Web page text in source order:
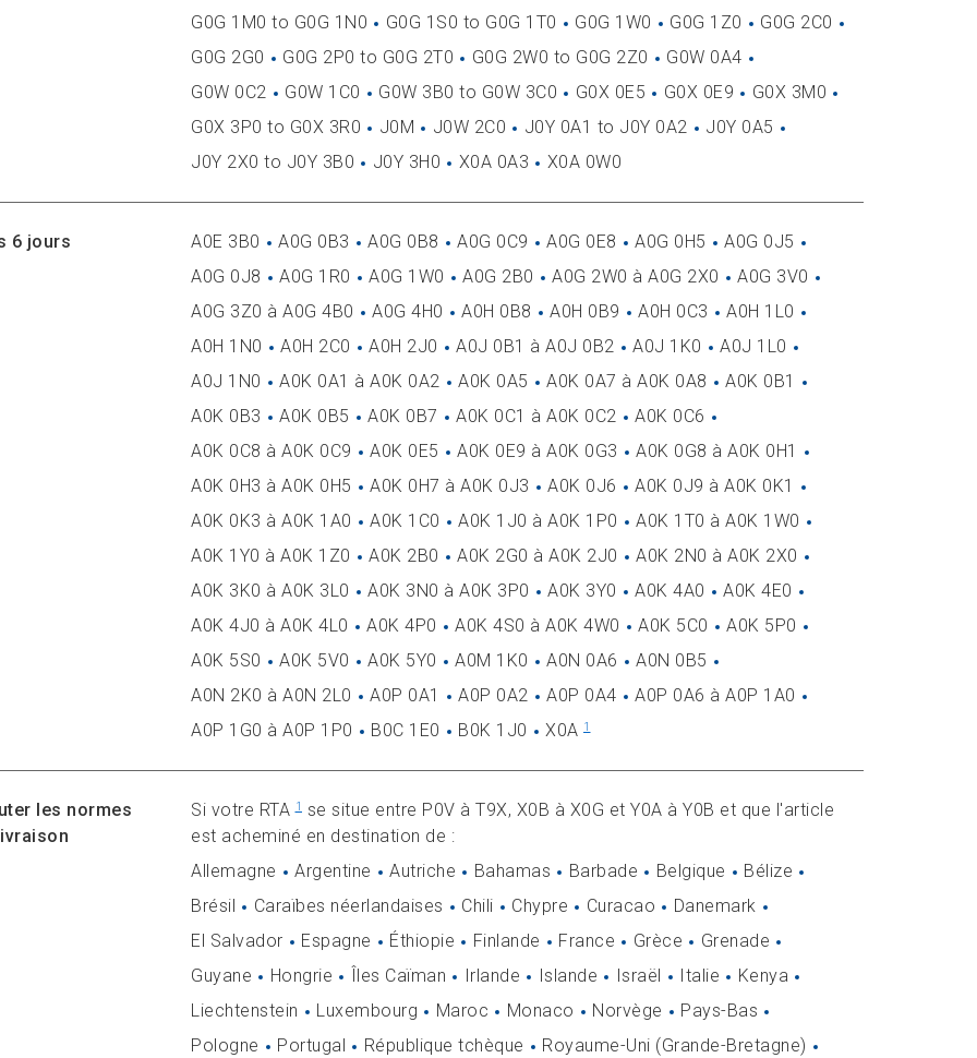
G0G 1M0 to G0G 1N0
G0G 1S0 to G0G 1T0 G0G 1W0 G0G 1Z0
G0G 2C0
G0G 2G0
G0G 2P0 to G0G 2T0 G0G 2W0 to G0G 2Z0
G0W 0A4
G0W 0C2
G0W 1C0 G0W 3B0 to G0W 3C0 G0X 0E5 G0X 0E9
G0X 3M0
G0X 3P0 to G0X 3R0
J0M J0W 2C0 J0Y 0A1 to J0Y 0A2
J0Y 0A5
J0Y 2X0 to J0Y 3B0
J0Y 3H0 X0A 0A3 X0A 0W0
6 jours A0E 3B0 A0G 0B3 A0G 0B8 A0G 0C9 A0G 0E8 A0G 0H5
A0G 0J5
A0G 0J8
A0G 1R0 A0G 1W0 A0G 2B0 A0G 2W0 à A0G 2X0
A0G 3V0
A0G 3Z0 à A0G 4B0
A0G 4H0 A0H 0B8 A0H 0B9 A0H 0C3
A0H 1L0
A0H 1N0
A0H 2C0 A0H 2J0 A0J 0B1 à A0J 0B2 A0J 1K0
A0J 1L0
A0J 1N0
A0K 0A1 à A0K 0A2 A0K 0A5 A0K 0A7 à A0K 0A8
A0K 0B1
A0K 0B3
A0K 0B5 A0K 0B7 A0K 0C1 à A0K 0C2
A0K 0C6
A0K 0C8 à A0K 0C9
A0K 0E5 A0K 0E9 à A0K 0G3
A0K 0G8 à A0K 0H1
A0K 0H3 à A0K 0H5
A0K 0H7 à A0K 0J3 A0K 0J6
A0K 0J9 à A0K 0K1
A0K 0K3 à A0K 1A0
A0K 1C0 A0K 1J0 à A0K 1P0
A0K 1T0 à A0K 1W0
A0K 1Y0 à A0K 1Z0
A0K 2B0 A0K 2G0 à A0K 2J0
A0K 2N0 à A0K 2X0
A0K 3K0 à A0K 3L0
A0K 3N0 à A0K 3P0 A0K 3Y0 A0K 4A0
A0K 4E0
A0K 4J0 à A0K 4L0
A0K 4P0 A0K 4S0 à A0K 4W0 A0K 5C0
A0K 5P0
A0K 5S0
A0K 5V0 A0K 5Y0 A0M 1K0 A0N 0A6
A0N 0B5
A0N 2K0 à A0N 2L0
A0P 0A1 A0P 0A2 A0P 0A4
A0P 0A6 à A0P 1A0
A0P 1G0 à A0P 1P0
B0C 1E0 B0K 1J0 X0A 1
les normes
Si votre RTA1
se situe entre P0V à T9X, X0B à X0G et Y0A à Y0B et que l'article
est acheminé en destination de :
Allemagne
Argentine Autriche Bahamas Barbade Belgique
Bélize
Brésil
Caraïbes néerlandaises Chili Chypre Curacao
Danemark
El Salvador
Espagne Éthiopie Finlande France Grèce
Grenade
Guyane
Hongrie Îles Caïman Irlande Islande Israël Italie
Kenya
Liechtenstein
Luxembourg Maroc Monaco Norvège
Pays-Bas
Pologne
Portugal République tchèque
Royaume-Uni (Grande-Bretagne)